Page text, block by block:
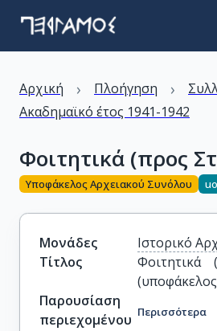
Αρχική › Πλοήγηση ›
Ακαδημαϊκό έτος 1941-1942
Φοιτητικά (προς
Υποφάκελος Αρχειακού Συνόλου
Μονάδες
Ιστορικό
Τίτλος
Φοιτητικά
Παρουσίαση
περιεχομένου Περισσότερα